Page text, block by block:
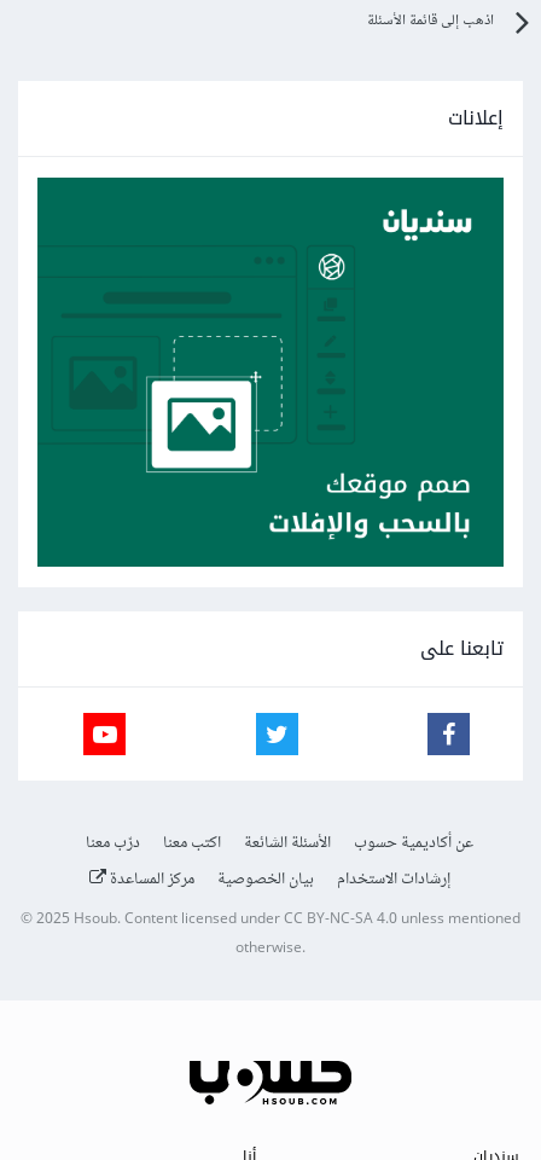
اذهب إلى قائمة الأسئلة
إعلانات
تابعنا على
عن أكاديمية حسوب الأسئلة الشائعة اكتب معنا
درّب معنا
إرشادات الاستخدام
بيان الخصوصية مركز المساعدة
© 2025Hsoub.Content licensed underCC BY-NC-SA 4.0unless mentioned
otherwise.